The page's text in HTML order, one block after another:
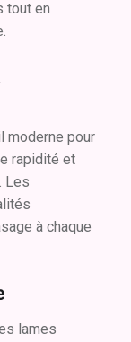
tout en
moderne pour
rapidité et
Les
à chaque
lames